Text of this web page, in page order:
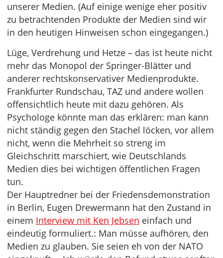
unserer Medien. (Auf einige wenige eher positiv
zu betrachtenden Produkte der Medien sind wir
in den heutigen Hinweisen schon eingegangen.)
Lüge, Verdrehung und Hetze – das ist heute nicht
mehr das Monopol der Springer-Blätter und
anderer rechtskonservativer Medienprodukte.
Frankfurter Rundschau, TAZ und andere wollen
offensichtlich heute mit dazu gehören. Als
Psychologe könnte man das erklären: man kann
nicht ständig gegen den Stachel löcken, vor allem
nicht, wenn die Mehrheit so streng im
Gleichschritt marschiert, wie Deutschlands
Medien dies bei wichtigen öffentlichen Fragen
tun.
Der Hauptredner bei der Friedensdemonstration
in Berlin, Eugen Drewermann hat den Zustand in
einem Interview mit Ken Jebsen einfach und
eindeutig formuliert.: Man müsse aufhören, den
Medien zu glauben. Sie seien eh von der NATO